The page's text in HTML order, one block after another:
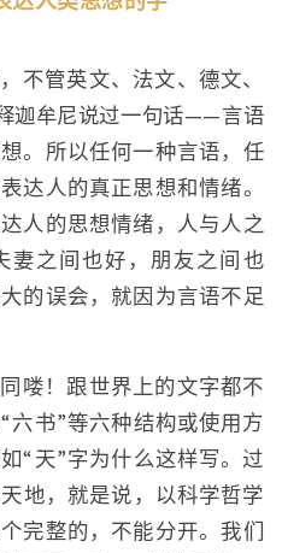
不管英文、法文、德文、
迦牟尼说过一句话——言语
。所以任何一种言语，任
达人的真正思想和情绪。
人的思想情绪，人与人之
妻之间也好，朋友之间也
的误会，就因为言语不足
喽！跟世界上的文字都不
六书”等六种结构或使用方
“天”字为什么这样写。过
地，就是说，以科学哲学
完整的，不能分开。我们